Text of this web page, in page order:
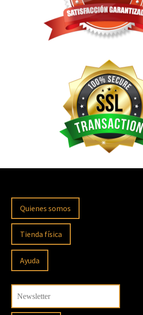
Quienes somos
Tienda física
Ayuda